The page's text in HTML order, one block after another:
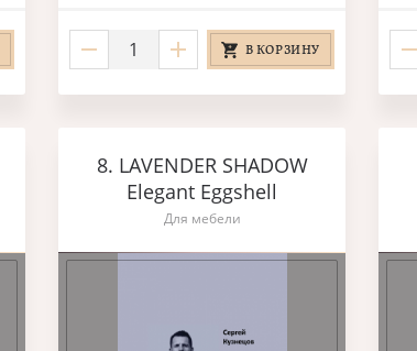
В КОРЗИНУ
8. LAVENDER SHADOW
Elegant Eggshell
Для мебели